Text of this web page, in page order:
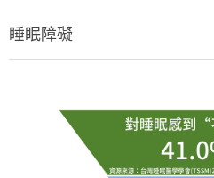
心
理
健
睡眠障礙